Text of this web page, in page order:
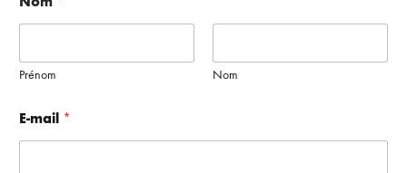
Prénom Nom
e
s
E-mail *